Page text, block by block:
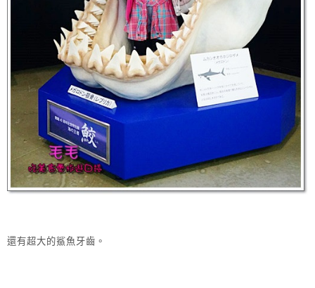
還有超大的鯊魚牙齒。